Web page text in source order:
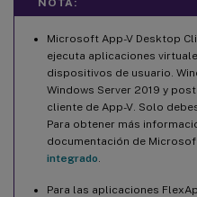
Microsoft App-V Desktop
ejecuta aplicaciones
dispositivos de usuario.
Windows Server 2019 y
cliente de App-V. Solo
Para obtener más
documentación de
integrado
Para las aplicaciones